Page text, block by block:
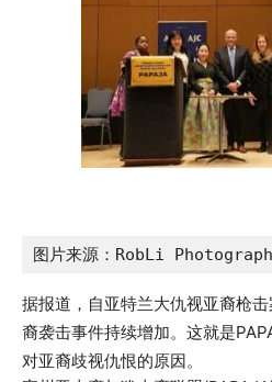
图片来源：RobLi
据报道，自亚特兰大仇视亚裔枪
裔袭击事件持续增加。这就是
对亚裔歧视仇恨的原因。